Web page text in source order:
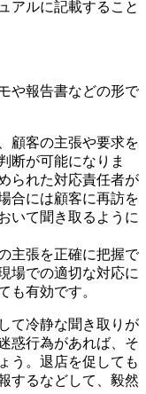
アルに記載すること
や報告書などの形で
顧客の主張や要求を
断が可能になりま
られた対応責任者が
合には顧客に再訪を
いて聞き取るように
主張を正確に把握で
場での適切な対応に
も有効です。
て冷静な聞き取りが
惑行為があれば、そ
う。退店を促しても
するなどして、毅然